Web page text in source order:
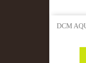
DCM